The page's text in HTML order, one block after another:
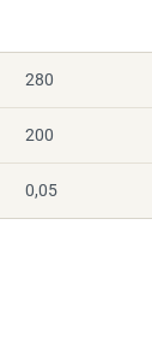
280
200
0,05